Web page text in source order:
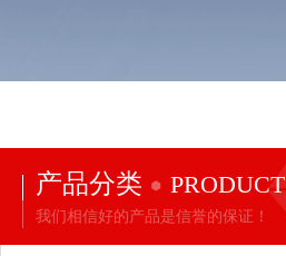
产品分类 PRODUCT
我们相信好的产品是信誉的保证！